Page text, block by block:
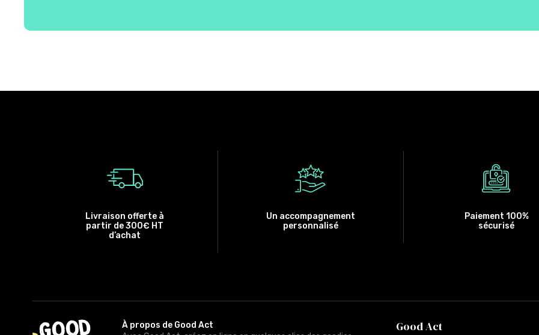
Livraison offerte à
partir de 300€ HT
d’achat
Un accompagnement
personnalisé
Paiement 100%
sécurisé
À propos de Good Act
Good Act